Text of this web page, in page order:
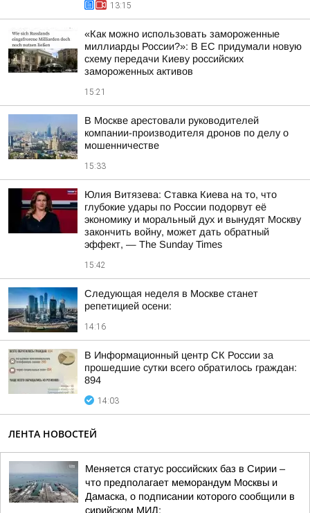
13:15
«Как можно использовать замороженные
миллиарды России?»: В ЕС придумали новую
схему передачи Киеву российских
замороженных активов
15:21
В Москве арестовали руководителей
компании-производителя дронов по делу о
мошенничестве
15:33
Юлия Витязева: Ставка Киева на то, что
глубокие удары по России подорвут её
экономику и моральный дух и вынудят Москву
закончить войну, может дать обратный
эффект, — The Sunday Times
15:42
Следующая неделя в Москве станет
репетицией осени:
14:16
В Информационный центр СК России за
прошедшие сутки всего обратилось граждан:
894
14:03
ЛЕНТА НОВОСТЕЙ
Меняется статус российских баз в Сирии –
что предполагает меморандум Москвы и
Дамаска, о подписании которого сообщили в
сирийском МИД: